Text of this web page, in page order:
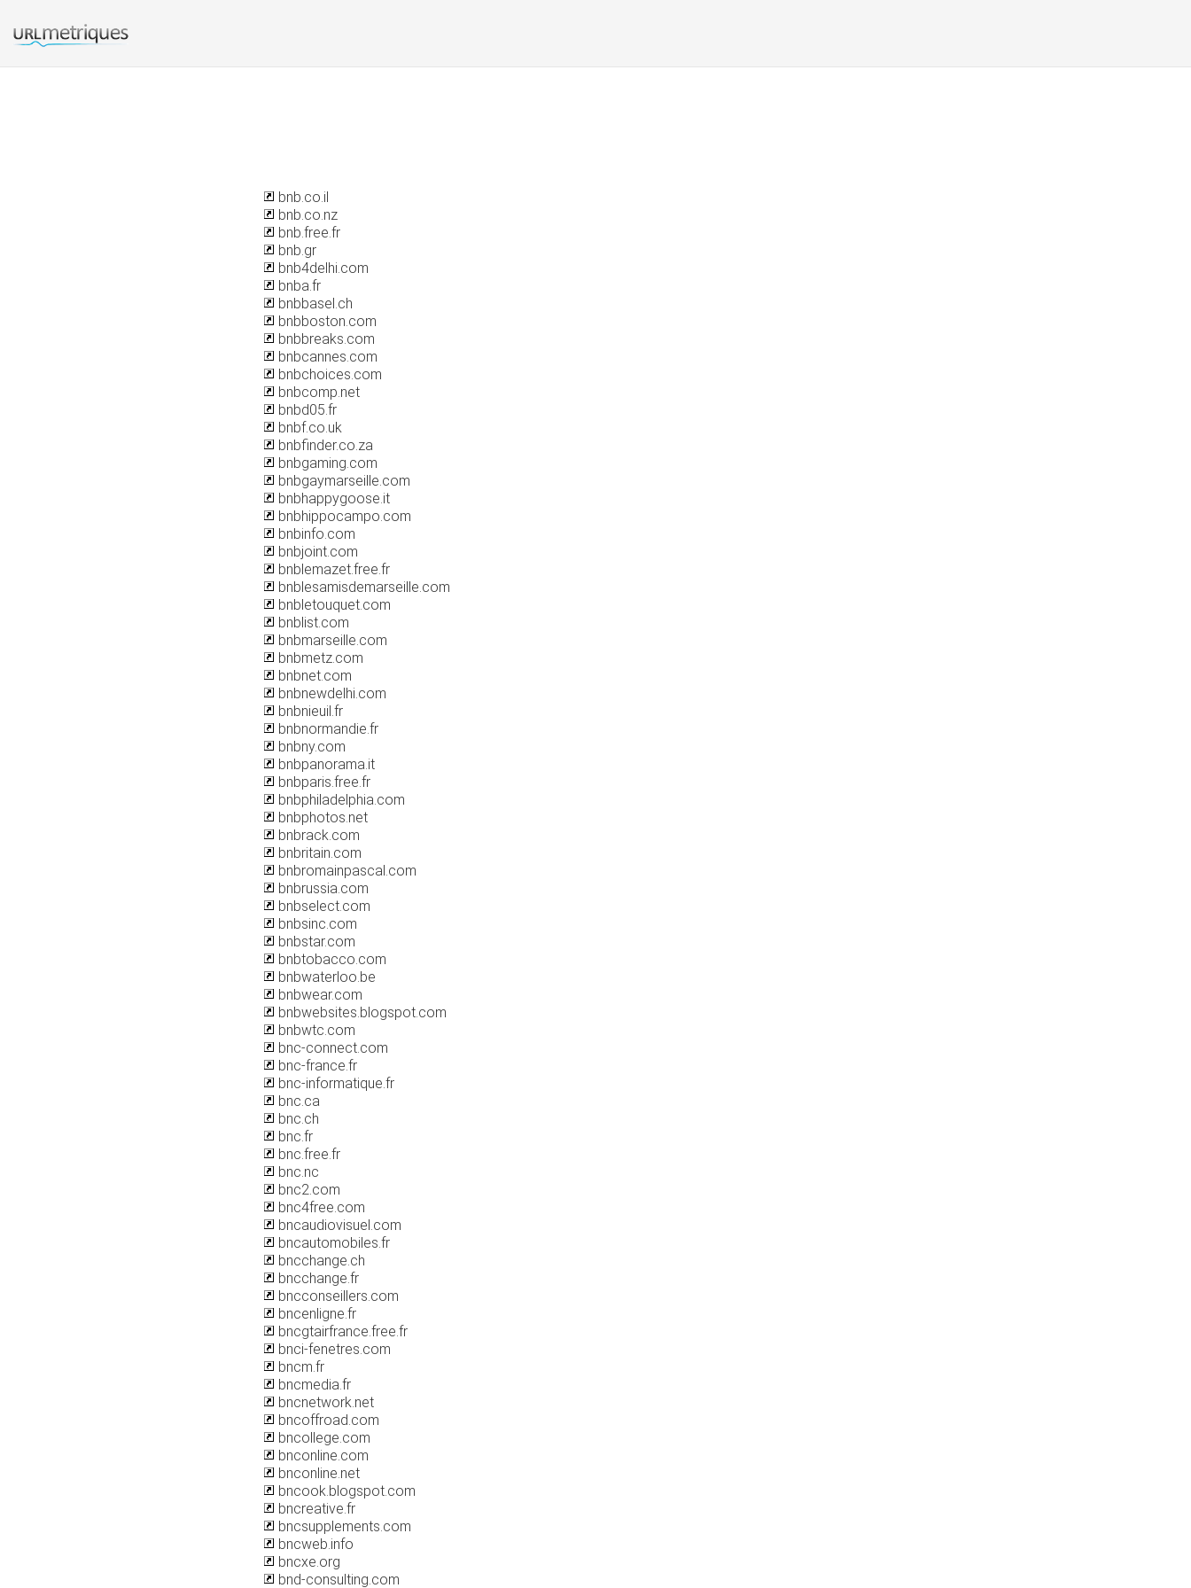
bnb.co.il
bnb.co.nz
bnb.free.fr
bnb.gr
bnb4delhi.com
bnba.fr
bnbbasel.ch
bnbboston.com
bnbbreaks.com
bnbcannes.com
bnbchoices.com
bnbcomp.net
bnbd05.fr
bnbf.co.uk
bnbfinder.co.za
bnbgaming.com
bnbgaymarseille.com
bnbhappygoose.it
bnbhippocampo.com
bnbinfo.com
bnbjoint.com
bnblemazet.free.fr
bnblesamisdemarseille.com
bnbletouquet.com
bnblist.com
bnbmarseille.com
bnbmetz.com
bnbnet.com
bnbnewdelhi.com
bnbnieuil.fr
bnbnormandie.fr
bnbny.com
bnbpanorama.it
bnbparis.free.fr
bnbphiladelphia.com
bnbphotos.net
bnbrack.com
bnbritain.com
bnbromainpascal.com
bnbrussia.com
bnbselect.com
bnbsinc.com
bnbstar.com
bnbtobacco.com
bnbwaterloo.be
bnbwear.com
bnbwebsites.blogspot.com
bnbwtc.com
bnc-connect.com
bnc-france.fr
bnc-informatique.fr
bnc.ca
bnc.ch
bnc.fr
bnc.free.fr
bnc.nc
bnc2.com
bnc4free.com
bncaudiovisuel.com
bncautomobiles.fr
bncchange.ch
bncchange.fr
bncconseillers.com
bncenligne.fr
bncgtairfrance.free.fr
bnci-fenetres.com
bncm.fr
bncmedia.fr
bncnetwork.net
bncoffroad.com
bncollege.com
bnconline.com
bnconline.net
bncook.blogspot.com
bncreative.fr
bncsupplements.com
bncweb.info
bncxe.org
bnd-consulting.com